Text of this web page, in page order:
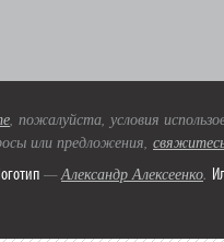
, пожалуйста, условия
или предложения,
—Александр Алексеенко.